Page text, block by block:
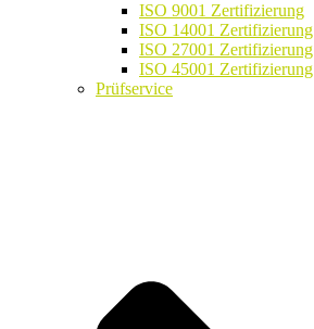
ISO 9001 Zertifizierung
ISO 14001 Zertifizierung
ISO 27001 Zertifizierung
ISO 45001 Zertifizierung
Prüfservice